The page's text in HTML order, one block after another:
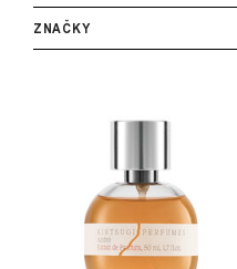
ZNAČKY